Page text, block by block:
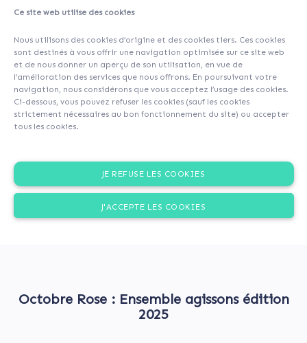
Ce site web utilise des cookies
Nous utilisons des cookies d’origine et des cookies tiers. Ces cookies
sont destinés à vous offrir une navigation optimisée sur ce site web
et de nous donner un aperçu de son utilisation, en vue de
l’amélioration des services que nous offrons. En poursuivant votre
navigation, nous considérons que vous acceptez l’usage des cookies.
Ci-dessous, vous pouvez refuser les cookies (sauf les cookies
strictement nécessaires au bon fonctionnement du site) ou accepter
tous les cookies.
JE REFUSE LES COOKIES
J'ACCEPTE LES COOKIES
Octobre Rose : Ensemble agissons édition
2025